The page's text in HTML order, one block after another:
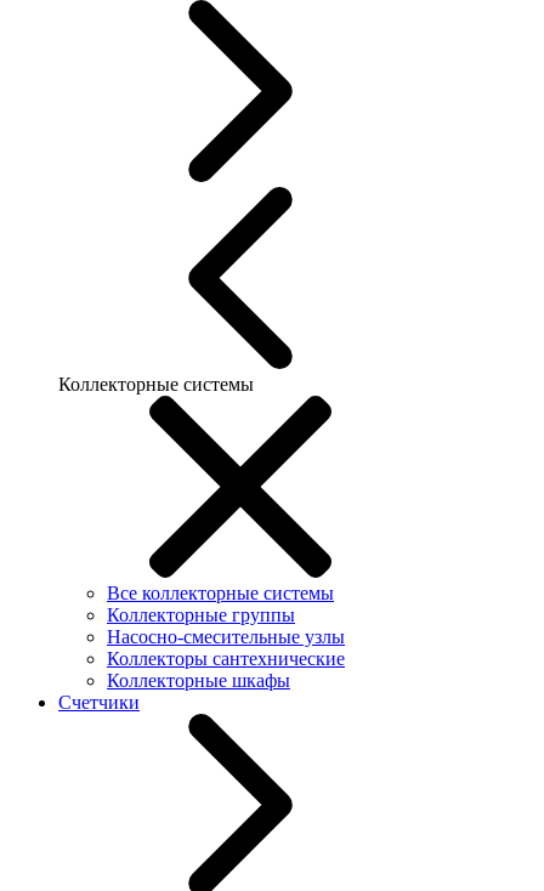
Коллекторные системы
Все коллекторные системы
Коллекторные группы
Насосно-смесительные узлы
Коллекторы сантехнические
Коллекторные шкафы
Счетчики